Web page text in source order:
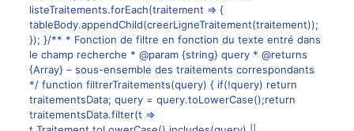
listeTraitements.forEach(traitement => {
tableBody.appendChild(creerLigneTraitement(traitement));
}); }/** * Fonction de filtre en fonction du texte entré dans
le champ recherche * @param {string} query * @returns
{Array} – sous-ensemble des traitements correspondants
*/ function filtrerTraitements(query) { if(!query) return
traitementsData; query = query.toLowerCase();return
traitementsData.filter(t =>